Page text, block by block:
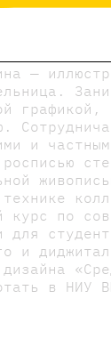
—
графикой,
и
курс по
для
и
в НИУ